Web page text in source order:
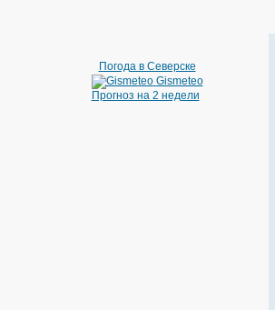
Погода в Северске
Gismeteo
Прогноз на 2 недели